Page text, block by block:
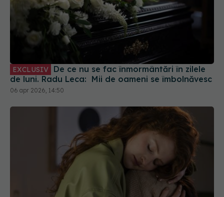
EXCLUSIV
de luni. Radu Leca: Mii de oameni se îmbolnăvesc
06 apr 2026, 14:50